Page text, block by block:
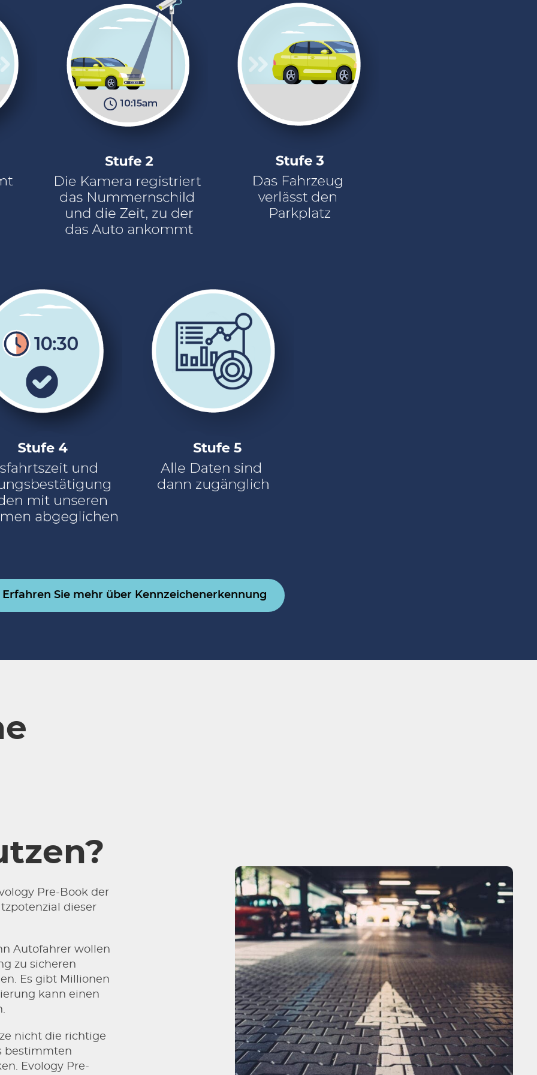
Erfahren Sie mehr über Kennzeichenerkennung
Pre-Book der
dieser
Autofahrer wollen
zu sicheren
Es gibt Millionen
kann einen
nicht die richtige
bestimmten
Evology Pre-